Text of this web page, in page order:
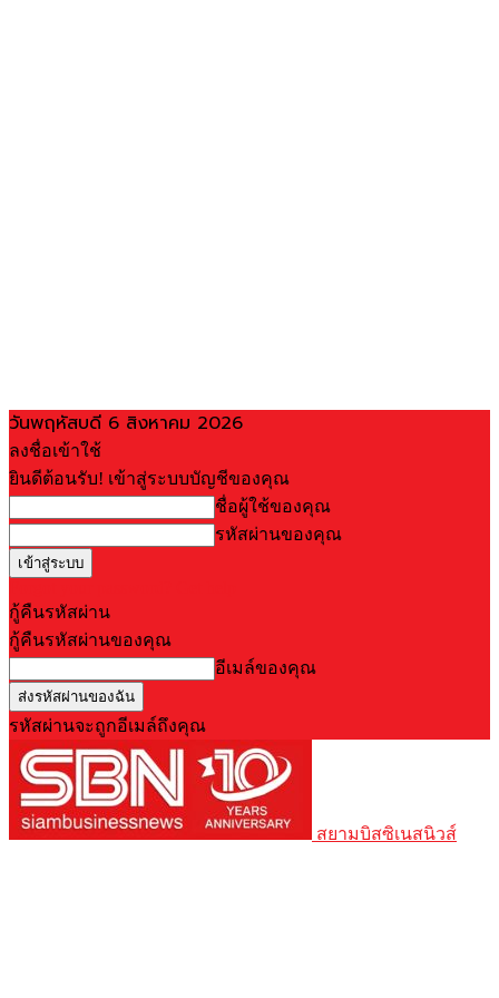
วันพฤหัสบดี 6 สิงหาคม 2026
ลงชื่อเข้าใช้
ยินดีต้อนรับ! เข้าสู่ระบบบัญชีของคุณ
ชื่อผู้ใช้ของคุณ
รหัสผ่านของคุณ
กู้คืนรหัสผ่าน
กู้คืนรหัสผ่านของคุณ
อีเมล์ของคุณ
รหัสผ่านจะถูกอีเมล์ถึงคุณ
สยามบิสซิเนสนิวส์